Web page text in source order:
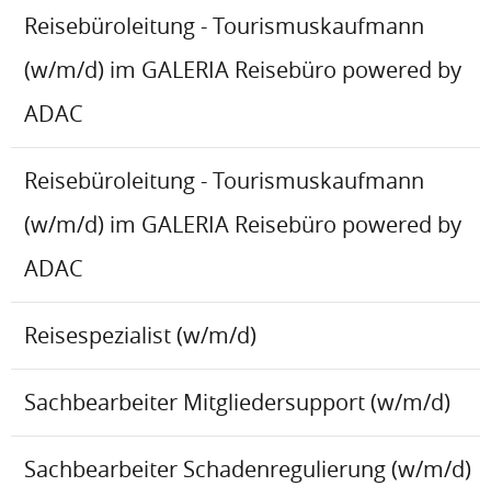
Reisebüroleitung - Tourismuskaufmann
(w/m/d) im GALERIA Reisebüro powered by
ADAC
Reisebüroleitung - Tourismuskaufmann
(w/m/d) im GALERIA Reisebüro powered by
ADAC
Reisespezialist (w/m/d)
Sachbearbeiter Mitgliedersupport (w/m/d)
Sachbearbeiter Schadenregulierung (w/m/d)